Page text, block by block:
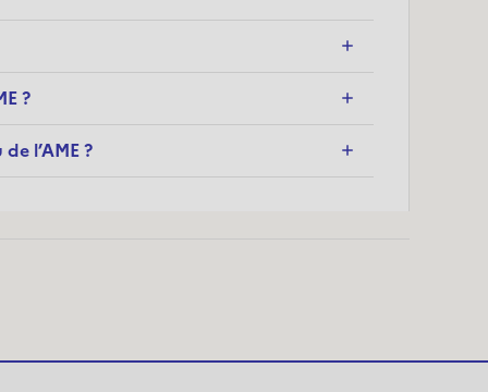
?
l’AME ?